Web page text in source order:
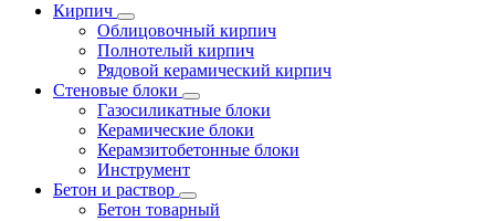
Кирпич
Облицовочный кирпич
Полнотелый кирпич
Рядовой керамический кирпич
Стеновые блоки
Газосиликатные блоки
Керамические блоки
Керамзитобетонные блоки
Инструмент
Бетон и раствор
Бетон товарный